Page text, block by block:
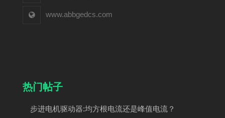
www.abbgedcs.com
热门帖子
步进电机驱动器:均方根电流还是峰值电流？